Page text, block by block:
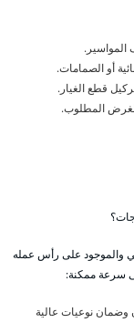
المواسير.
أو الصمامات.
قطع الغيار.
المطلوب.
والموجود على رأس عمله
وضمان نوعيات عالية